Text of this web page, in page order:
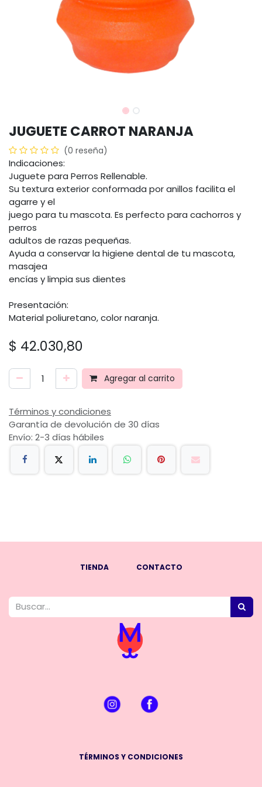
JUGUETE CARROT NARANJA
(0 reseña)
Indicaciones:
Juguete para Perros Rellenable.
Su textura exterior conformada por anillos facilita el
agarre y el
juego para tu mascota. Es perfecto para cachorros y
perros
adultos de razas pequeñas.
Ayuda a conservar la higiene dental de tu mascota,
masajea
encías y limpia sus dientes
Presentación:
Material poliuretano, color naranja.
$ 42.030,80
Agregar al carrito
Términos y condiciones
Garantía de devolución de 30 días
Envío: 2-3 días hábiles
TIENDA CONTACTO
TÉRMINOS Y CONDICIONES